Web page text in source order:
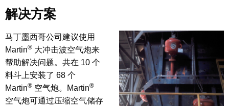
解决方案
马丁墨西哥公司建议使用
Martin® 大冲击波空气炮来
帮助解决问题。共在 10 个
料斗上安装了 68 个
Martin® 空气炮。Martin®
空气炮可通过压缩空气储存